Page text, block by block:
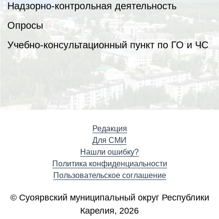
Надзорно-контрольная деятельность
Опросы
Учебно-консультационный пункт по ГО и ЧС
Редакция
Для СМИ
Нашли ошибку?
Политика конфиденциальности
Пользовательское соглашение
© Суоярвский муниципальный округ Республики
Карелия, 2026